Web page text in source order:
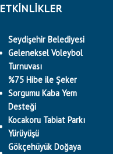
ETKINLIKLER
Seydişehir Belediyesi
Geleneksel Voleybol
Turnuvası
%75 Hibe ile Şeker
Sorgumu Kaba Yem
Desteği
Kocakoru Tabiat Parkı
Yürüyüşü
Gökçehüyük Doğaya